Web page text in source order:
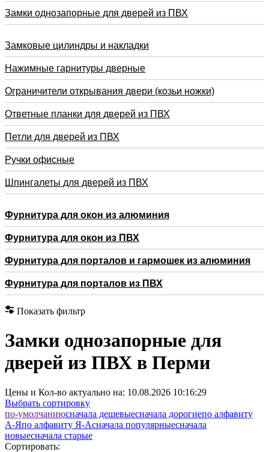
Замки однозапорные для дверей из ПВХ
Замковые цилиндры и накладки
Нажимные гарнитуры дверные
Ограничители открывания двери (козьи ножки)
Ответные планки для дверей из ПВХ
Петли для дверей из ПВХ
Ручки офисные
Шпингалеты для дверей из ПВХ
Фурнитура для окон из алюминия
Фурнитура для окон из ПВХ
Фурнитура для порталов и гармошек из алюминия
Фурнитура для порталов из ПВХ
Показать фильтр
Замки однозапорные для
дверей из ПВХ в Перми
Цены и Кол-во актуально на: 10.08.2026 10:16:29
Выбрать сортировку
по-умолчаниюcначала дешевыеcначала дорогиепо алфавиту
А-Япо алфавиту Я-Аcначала популярныеcначала
новыеcначала старые
Сортировать: